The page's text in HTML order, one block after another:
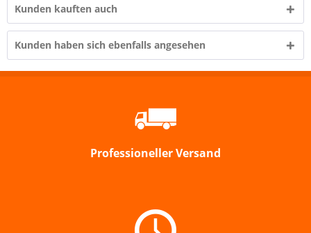
Kunden kauften auch
Kunden haben sich ebenfalls angesehen
Professioneller Versand